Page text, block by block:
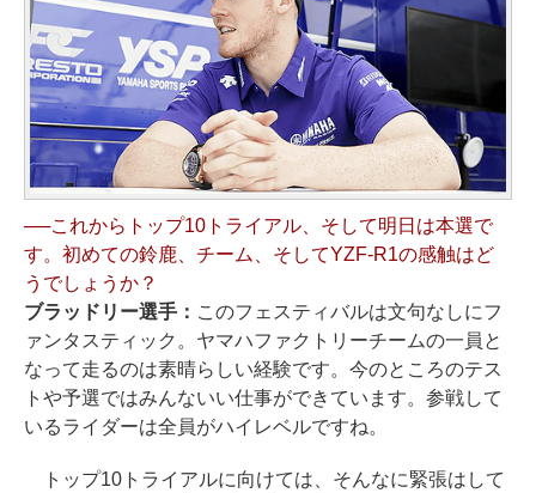
──これからトップ10トライアル、そして明日は本選で
す。初めての鈴鹿、チーム、そしてYZF-R1の感触はど
うでしょうか？
ブラッドリー選手： このフェスティバルは文句なしにフ
ァンタスティック。ヤマハファクトリーチームの一員と
なって走るのは素晴らしい経験です。今のところのテス
トや予選ではみんないい仕事ができています。参戦して
いるライダーは全員がハイレベルですね。
トップ10トライアルに向けては、そんなに緊張はして